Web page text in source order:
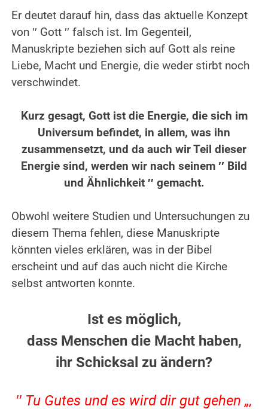
Er deutet darauf hin, dass das aktuelle Konzept
von ′′ Gott ′′ falsch ist. Im Gegenteil,
Manuskripte beziehen sich auf Gott als reine
Liebe, Macht und Energie, die weder stirbt noch
verschwindet.
Kurz gesagt, Gott ist die Energie, die sich im
Universum befindet, in allem, was ihn
zusammensetzt, und da auch wir Teil dieser
Energie sind, werden wir nach seinem ′′ Bild
und Ähnlichkeit ′′ gemacht.
Obwohl weitere Studien und Untersuchungen zu
diesem Thema fehlen, diese Manuskripte
könnten vieles erklären, was in der Bibel
erscheint und auf das auch nicht die Kirche
selbst antworten konnte.
Ist es möglich,
dass Menschen die Macht haben,
ihr Schicksal zu ändern?
′′ Tu Gutes und es wird dir gut gehen „,